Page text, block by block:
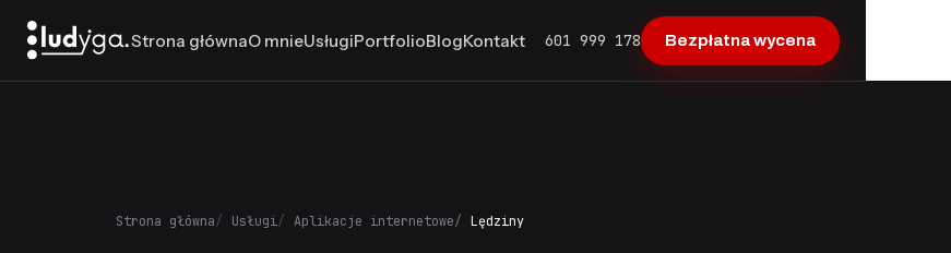
Strona głównaO mnieUsługiPortfolioBlogKontakt 601 999 178 Bezpłatna wycena
Strona główna Usługi Aplikacje internetowe Lędziny